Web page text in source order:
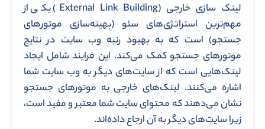
لینک‌ سازی خارجی (External Link Building) یکی از
مهم‌ترین استراتژی‌های سئو (بهینه‌سازی موتورهای
جستجو) است که به بهبود رتبه وب‌ سایت در نتایج
موتورهای جستجو کمک می‌کند. این فرایند شامل ایجاد
لینک‌هایی است که از سایت‌های دیگر به وب ‌سایت شما
اشاره می‌کنند. لینک‌های خارجی به موتورهای جستجو
نشان می‌دهند که محتوای سایت شما معتبر و مفید است،
زیرا سایت‌های دیگر به آن ارجاع داده‌اند.